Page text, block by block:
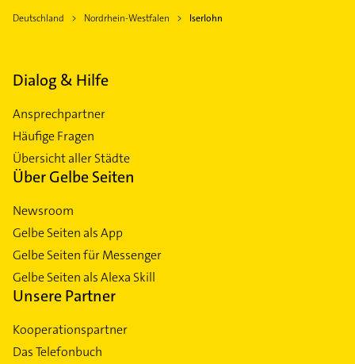
Deutschland Nordrhein-Westfalen Iserlohn
Dialog & Hilfe
Ansprechpartner
Häufige Fragen
Übersicht aller Städte
Über Gelbe Seiten
Newsroom
Gelbe Seiten als App
Gelbe Seiten für Messenger
Gelbe Seiten als Alexa Skill
Unsere Partner
Kooperationspartner
Das Telefonbuch